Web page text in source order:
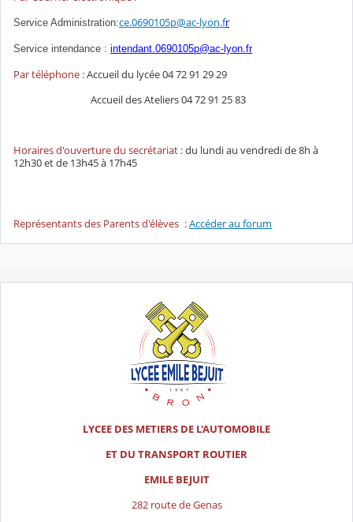
Service Administration:ce.0690105p@ac-lyon.fr
Service intendance : intendant.0690105p@ac-lyon.fr
Par téléphone :Accueil du lycée 04 72 91 29 29
Accueil des Ateliers 04 72 91 25 83
Horaires d'ouverture du secrétariat :du lundi au vendredi de 8h à
12h30 et de 13h45 à 17h45
Représentants des Parents d'élèves :Accéder au forum
LYCEE DES METIERS DE L'AUTOMOBILE
ET DU TRANSPORT ROUTIER
EMILE BEJUIT
282 route de Genas